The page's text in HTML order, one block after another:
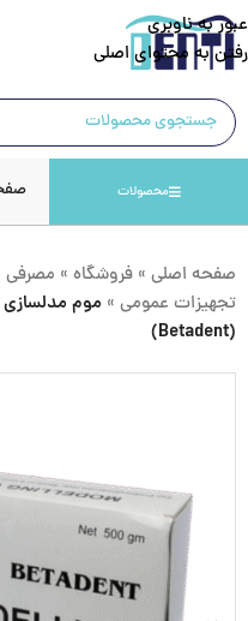
عبور به ناوبری
رفتن به محتوای اصلی
محصولات
صفحه اصلی » فروشگاه »
تجهیزات عمومی » موم
(Betadent)